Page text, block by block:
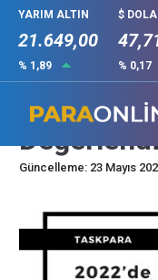
YARIM ALTIN
21.649,00
% 1,89
$
% 0,17
En İyi
Güncelleme: 23 Mayıs